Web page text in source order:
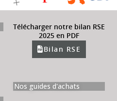
Télécharger notre bilan RSE
2025 en PDF
Bilan RSE
Nos guides d'achats